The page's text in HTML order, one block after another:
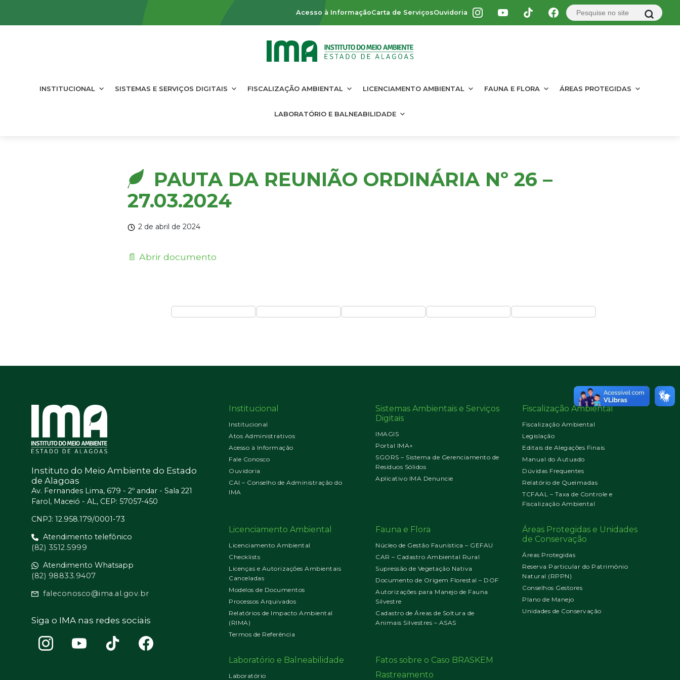
Acesso à InformaçãoCarta de ServiçosOuvidoria
INSTITUCIONAL SISTEMAS E SERVIÇOS DIGITAIS FISCALIZAÇÃO AMBIENTAL LICENCIAMENTO AMBIENTAL FAUNA E FLORA ÁREAS PROTEGIDAS
LABORATÓRIO E BALNEABILIDADE
PAUTA DA REUNIÃO ORDINÁRIA Nº 26 –
27.03.2024
2 de abril de 2024
📄 Abrir documento
Instituto do Meio Ambiente do Estado
de Alagoas
Av. Fernandes Lima, 679 - 2º andar - Sala 221
Farol, Maceió - AL, CEP: 57057-450
CNPJ: 12.958.179/0001-73
Atendimento telefônico
(82) 3512.5999
Atendimento Whatsapp
(82) 98833.9407
faleconosco@ima.al.gov.br
Siga o IMA nas redes sociais
Institucional
Institucional
Atos Administrativos
Acesso à Informação
Fale Conosco
Ouvidoria
CAI – Conselho de Administração do
IMA
Sistemas Ambientais e Serviços
Digitais
IMAGIS
Portal IMA+
SGORS – Sistema de Gerenciamento de
Resíduos Sólidos
Aplicativo IMA Denuncie
Fiscalização Ambiental
Fiscalização Ambiental
Legislação
Editais de Alegações Finais
Manual do Autuado
Dúvidas Frequentes
Relatório de Queimadas
TCFAAL – Taxa de Controle e
Fiscalização Ambiental
Licenciamento Ambiental
Licenciamento Ambiental
Checklists
Licenças e Autorizações Ambientais
Canceladas
Modelos de Documentos
Processos Arquivados
Relatórios de Impacto Ambiental
(RIMA)
Termos de Referência
Fauna e Flora
Núcleo de Gestão Faunística – GEFAU
CAR – Cadastro Ambiental Rural
Supressão de Vegetação Nativa
Documento de Origem Florestal – DOF
Autorizações para Manejo de Fauna
Silvestre
Cadastro de Áreas de Soltura de
Animais Silvestres – ASAS
Áreas Protegidas e Unidades
de Conservação
Áreas Protegidas
Reserva Particular do Patrimônio
Natural (RPPN)
Conselhos Gestores
Plano de Manejo
Unidades de Conservação
Laboratório e Balneabilidade
Laboratório
Fatos sobre o Caso BRASKEM
Rastreamento